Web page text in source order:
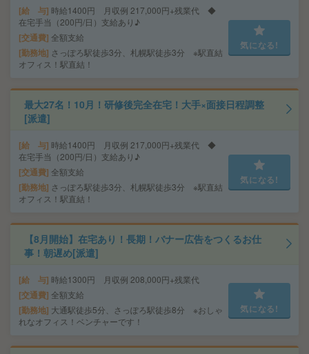
給 与 時給1400円 月収例 217,000円+残業代 ◆
在宅手当（200円/日）支給あり♪
交通費 全額支給
勤務地 さっぽろ駅徒歩3分、札幌駅徒歩3分 ※駅直結
オフィス！駅直結！
気になる!
最大27名！10月！研修後完全在宅！大手×面接日程調整
[派遣]
給 与 時給1400円 月収例 217,000円+残業代 ◆
在宅手当（200円/日）支給あり♪
交通費 全額支給
勤務地 さっぽろ駅徒歩3分、札幌駅徒歩3分 ※駅直結
オフィス！駅直結！
気になる!
【8月開始】在宅あり！長期！バナー広告をつくるお仕
事！朝遅め[派遣]
給 与 時給1300円 月収例 208,000円+残業代
交通費 全額支給
勤務地 大通駅徒歩5分、さっぽろ駅徒歩8分 ※おしゃ
れなオフィス！ベンチャーです！
気になる!